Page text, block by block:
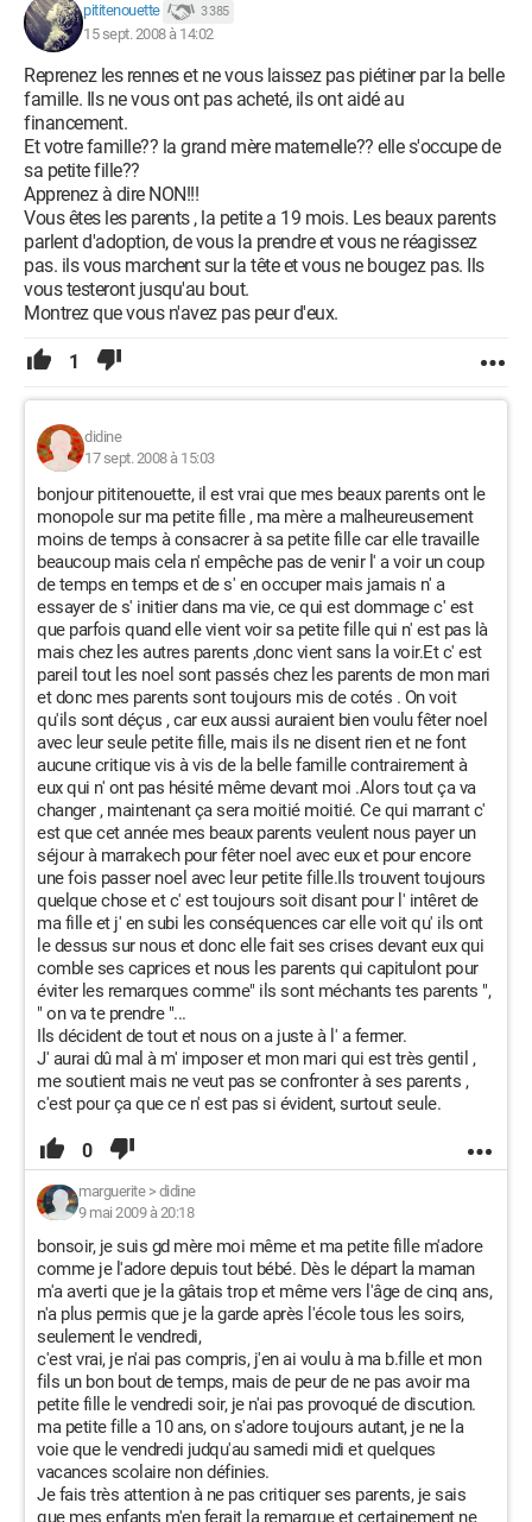
pititenouette 3 385
15 sept. 2008 à 14:02
Reprenez les rennes et ne vous laissez pas piétiner par la belle
famille. Ils ne vous ont pas acheté, ils ont aidé au
financement.
Et votre famille?? la grand mère maternelle?? elle s'occupe de
sa petite fille??
Apprenez à dire NON!!!
Vous êtes les parents , la petite a 19 mois. Les beaux parents
parlent d'adoption, de vous la prendre et vous ne réagissez
pas. ils vous marchent sur la tête et vous ne bougez pas. Ils
vous testeront jusqu'au bout.
Montrez que vous n'avez pas peur d'eux.
1
didine
17 sept. 2008 à 15:03
bonjour pititenouette, il est vrai que mes beaux parents ont le
monopole sur ma petite fille , ma mère a malheureusement
moins de temps à consacrer à sa petite fille car elle travaille
beaucoup mais cela n' empêche pas de venir l' a voir un coup
de temps en temps et de s' en occuper mais jamais n' a
essayer de s' initier dans ma vie, ce qui est dommage c' est
que parfois quand elle vient voir sa petite fille qui n' est pas là
mais chez les autres parents ,donc vient sans la voir.Et c' est
pareil tout les noel sont passés chez les parents de mon mari
et donc mes parents sont toujours mis de cotés . On voit
qu'ils sont déçus , car eux aussi auraient bien voulu fêter noel
avec leur seule petite fille, mais ils ne disent rien et ne font
aucune critique vis à vis de la belle famille contrairement à
eux qui n' ont pas hésité même devant moi .Alors tout ça va
changer , maintenant ça sera moitié moitié. Ce qui marrant c'
est que cet année mes beaux parents veulent nous payer un
séjour à marrakech pour fêter noel avec eux et pour encore
une fois passer noel avec leur petite fille.Ils trouvent toujours
quelque chose et c' est toujours soit disant pour l' intêret de
ma fille et j' en subi les conséquences car elle voit qu' ils ont
le dessus sur nous et donc elle fait ses crises devant eux qui
comble ses caprices et nous les parents qui capitulont pour
éviter les remarques comme" ils sont méchants tes parents ",
" on va te prendre "...
Ils décident de tout et nous on a juste à l' a fermer.
J' aurai dû mal à m' imposer et mon mari qui est très gentil ,
me soutient mais ne veut pas se confronter à ses parents ,
c'est pour ça que ce n' est pas si évident, surtout seule.
0
marguerite> didine
9 mai 2009 à 20:18
bonsoir, je suis gd mère moi même et ma petite fille m'adore
comme je l'adore depuis tout bébé. Dès le départ la maman
m'a averti que je la gâtais trop et même vers l'âge de cinq ans,
n'a plus permis que je la garde après l'école tous les soirs,
seulement le vendredi,
c'est vrai, je n'ai pas compris, j'en ai voulu à ma b.fille et mon
fils un bon bout de temps, mais de peur de ne pas avoir ma
petite fille le vendredi soir, je n'ai pas provoqué de discution.
ma petite fille a 10 ans, on s'adore toujours autant, je ne la
voie que le vendredi judqu'au samedi midi et quelques
vacances scolaire non définies.
Je fais très attention à ne pas critiquer ses parents, je sais
que mes enfants m'en ferait la remarque et certainement ne